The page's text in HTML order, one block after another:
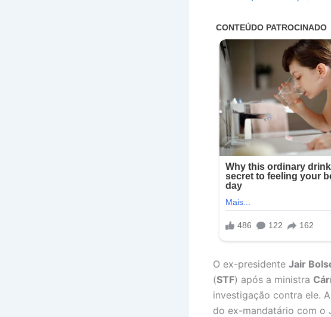
O ex-presidente Jair
(STF) após a ministra
investigação contra ele.
do ex-mandatário com o